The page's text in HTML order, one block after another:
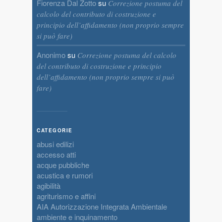
Fiorenza Dal Zottosu Correzione postuma del
calcolo del contributo di costruzione e
principio dell’affidamento (non proprio sempre
si può fare)
Anonimosu Correzione postuma del calcolo
del contributo di costruzione e principio
dell’affidamento (non proprio sempre si può
fare)
CATEGORIE
abusi edilizi
accesso atti
acque pubbliche
acustica e rumori
agibilità
agriturismo e affini
AIA Autorizzazione Integrata Ambientale
ambiente e inquinamento